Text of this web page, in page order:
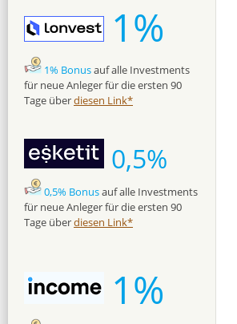
1%
1% Bonusauf alle Investments
für neue Anleger für die ersten 90
Tage überdiesen Link*
0,5%
0,5% Bonusauf alle Investments
für neue Anleger für die ersten 90
Tage überdiesen Link*
1%